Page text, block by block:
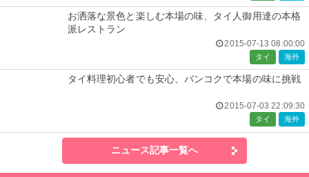
お洒落な景色と楽しむ本場の味、タイ人御用達の本格
派レストラン
2015-07-13 08:00:00
タイ 海外
タイ料理初心者でも安心、バンコクで本場の味に挑戦
2015-07-03 22:09:30
タイ 海外
ニュース記事一覧へ